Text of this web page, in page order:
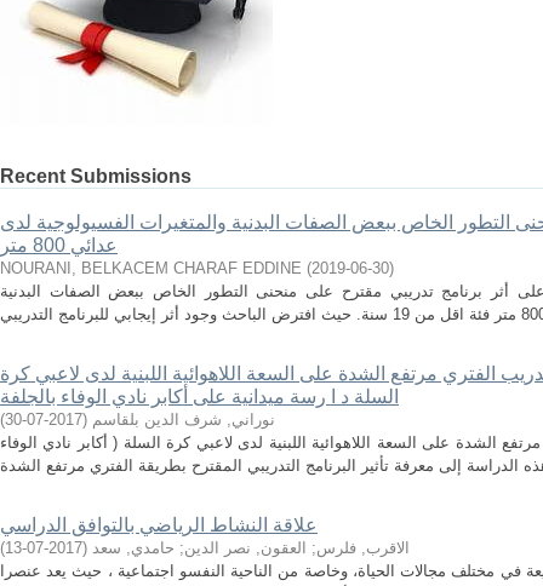
Recent Submissions
التطور الخاص ببعض الصفات البدنية والمتغيرات الفسيولوجية لدى
عدائي 800 متر
NOURANI, BELKACEM CHARAF EDDINE (2019-06-30)
أثر برنامج تدريبي مقترح على منحنى التطور الخاص ببعض الصفات البدنية
الفتري مرتفع الشدة على السعة اللاهوائية اللبنية لدى لاعبي كرة
السلة د ا رسة ميدانية على أكابر نادي الوفاء بالجلفة
نوراني, شرف الدين بلقاسم (
2017-07-30
)
الشدة على السعة اللاهوائية اللبنية لدى لاعبي كرة السلة ( أكابر نادي الوفاء
علاقة النشاط الرياضي بالتوافق الدراسي
الاقرب, فلرس; العقون, نصر الدين; حامدي, سعد (
2017-07-13
)
في مختلف مجالات الحياة، وخاصة من الناحية النفسو اجتماعية ، حيث يعد عنصرا